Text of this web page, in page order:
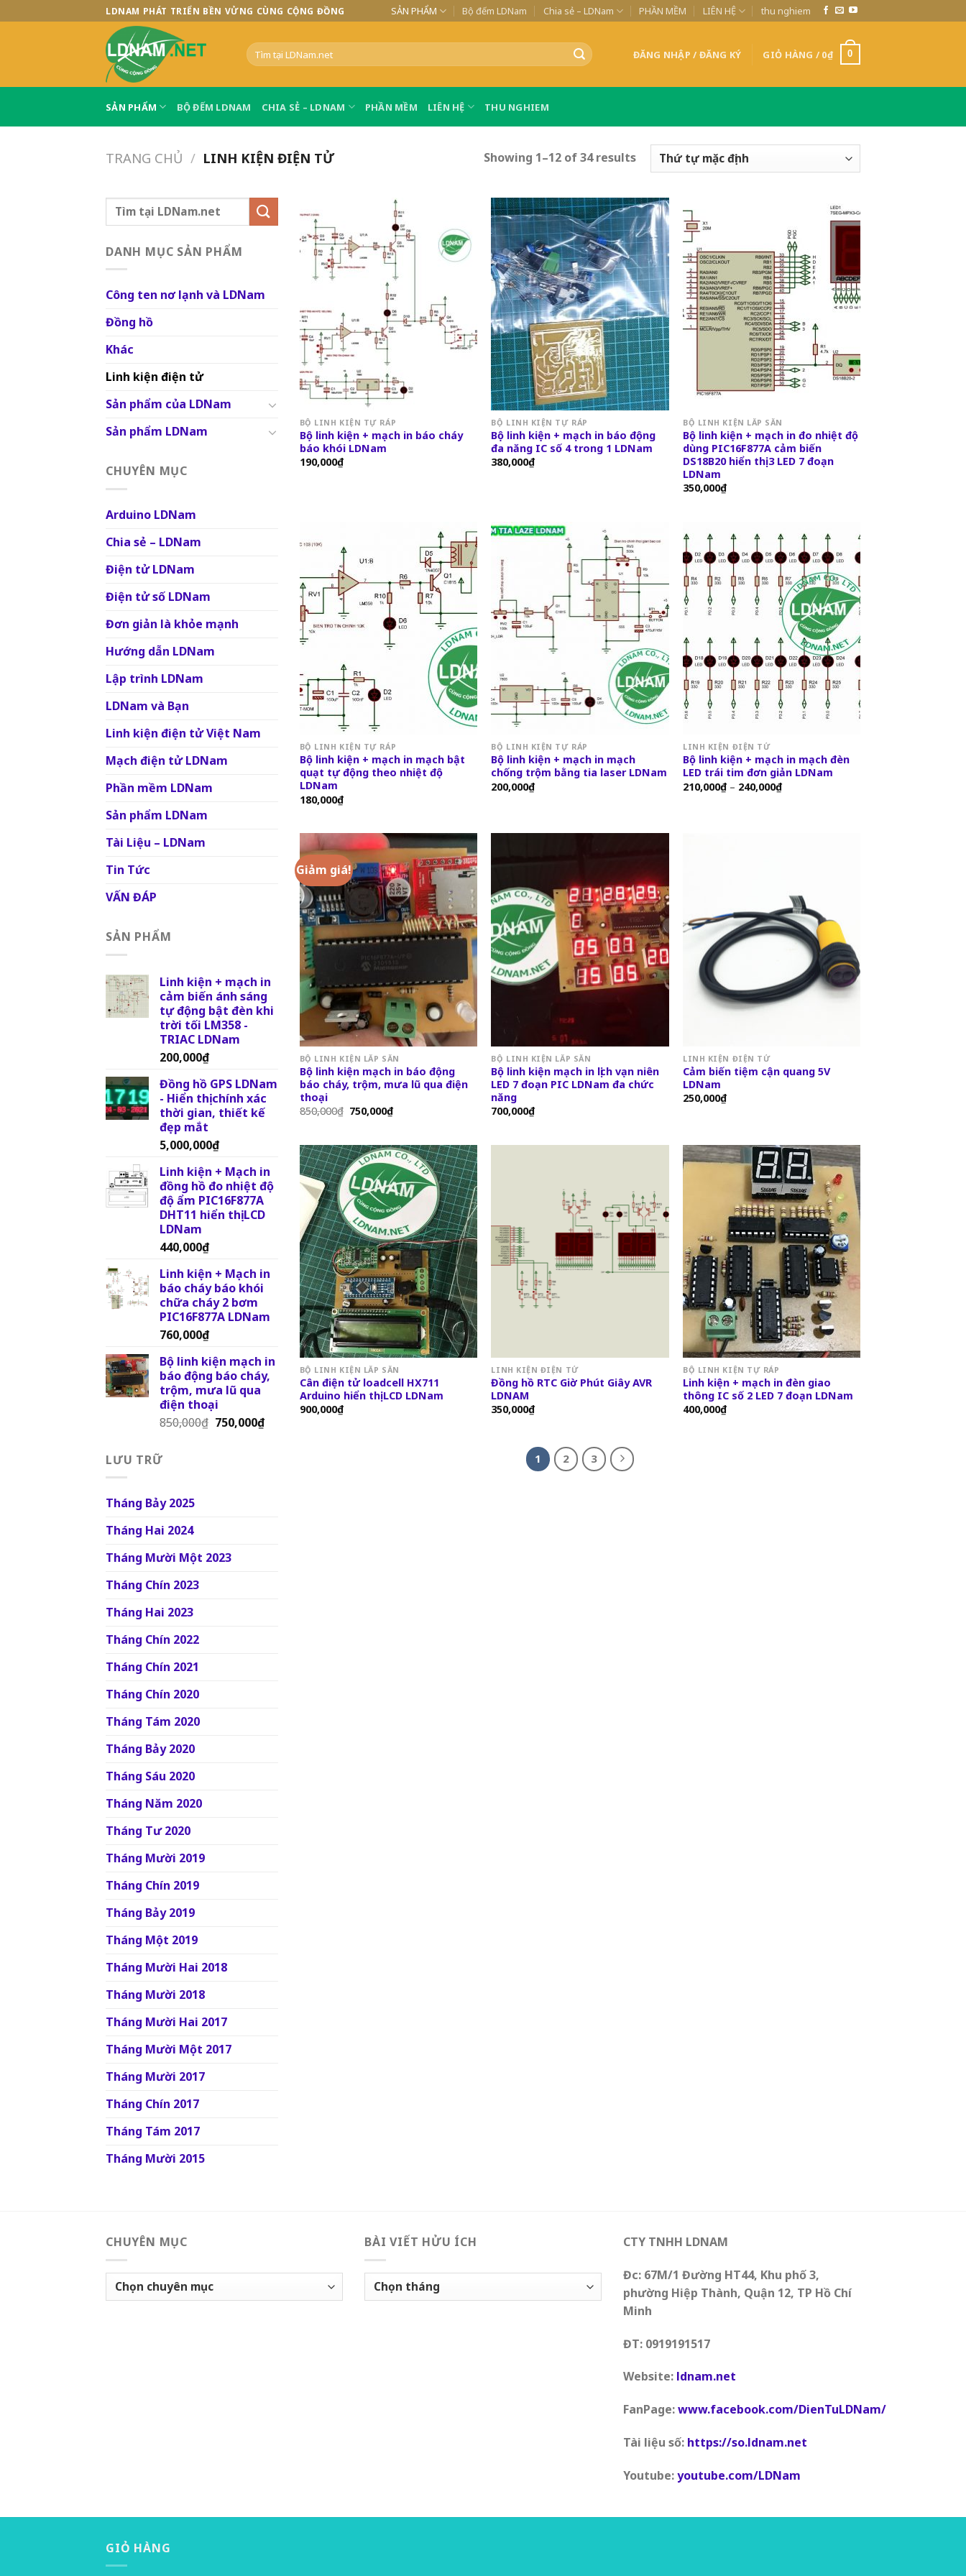
to
LDNAM PHÁT TRIỂN BỀN VỬNG CÙNG CỘNG ĐỒNG SẢN PHẨM Bộ đếm LDNam Chia sẻ – LDNam PHẦN MỀM LIÊN HỆ thu nghiem
Tìm
kiếm:
ĐĂNG NHẬP / ĐĂNG KÝ GIỎ HÀNG / 0₫ 0
SẢN PHẨM BỘ ĐẾM LDNAM CHIA SẺ – LDNAM PHẦN MỀM LIÊN HỆ THU NGHIEM
TRANG CHỦ / LINH KIỆN ĐIỆN TỬ Showing 1–12 of 34 results
Tìm
kiếm:
DANH MỤC SẢN PHẨM
Công ten nơ lạnh và LDNam
Đồng hồ
Khác
Linh kiện điện tử
Sản phẩm của LDNam
Sản phẩm LDNam
CHUYÊN MỤC
Arduino LDNam
Chia sẻ – LDNam
Điện tử LDNam
Điện tử số LDNam
Đơn giản là khỏe mạnh
Hướng dẫn LDNam
Lập trình LDNam
LDNam và Bạn
Linh kiện điện tử Việt Nam
Mạch điện tử LDNam
Phần mềm LDNam
Sản phẩm LDNam
Tài Liệu – LDNam
Tin Tức
VẤN ĐÁP
SẢN PHẨM
Linh kiện + mạch in
cảm biến ánh sáng
tự động bật đèn khi
trời tối LM358 -
TRIAC LDNam
200,000₫
Đồng hồ GPS LDNam
- Hiển thị chính xác
thời gian, thiết kế
đẹp mắt
5,000,000₫
Linh kiện + Mạch in
đồng hồ đo nhiệt độ
độ ẩm PIC16F877A
DHT11 hiển thị LCD
LDNam
440,000₫
Linh kiện + Mạch in
báo cháy báo khói
chữa cháy 2 bơm
PIC16F877A LDNam
760,000₫
Bộ linh kiện mạch in
báo động báo cháy,
trộm, mưa lũ qua
điện thoại
850,000₫ 750,000₫
LƯU TRỮ
Tháng Bảy 2025
Tháng Hai 2024
Tháng Mười Một 2023
Tháng Chín 2023
Tháng Hai 2023
Tháng Chín 2022
Tháng Chín 2021
Tháng Chín 2020
Tháng Tám 2020
Tháng Bảy 2020
Tháng Sáu 2020
Tháng Năm 2020
Tháng Tư 2020
Tháng Mười 2019
Tháng Chín 2019
Tháng Bảy 2019
Tháng Một 2019
Tháng Mười Hai 2018
Tháng Mười 2018
Tháng Mười Hai 2017
Tháng Mười Một 2017
Tháng Mười 2017
Tháng Chín 2017
Tháng Tám 2017
Tháng Mười 2015
BỘ LINH KIỆN TỰ RÁP
Bộ linh kiện + mạch in báo cháy
báo khói LDNam
190,000₫
BỘ LINH KIỆN TỰ RÁP
Bộ linh kiện + mạch in báo động
đa năng IC số 4 trong 1 LDNam
380,000₫
BỘ LINH KIỆN LẮP SẲN
Bộ linh kiện + mạch in đo nhiệt độ
dùng PIC16F877A cảm biến
DS18B20 hiển thị 3 LED 7 đoạn
LDNam
350,000₫
BỘ LINH KIỆN TỰ RÁP
Bộ linh kiện + mạch in mạch bật
quạt tự động theo nhiệt độ
LDNam
180,000₫
BỘ LINH KIỆN TỰ RÁP
Bộ linh kiện + mạch in mạch
chống trộm bằng tia laser LDNam
200,000₫
LINH KIỆN ĐIỆN TỬ
Bộ linh kiện + mạch in mạch đèn
LED trái tim đơn giản LDNam
210,000₫– 240,000₫
Giảm giá!
BỘ LINH KIỆN LẮP SẲN
Bộ linh kiện mạch in báo động
báo cháy, trộm, mưa lũ qua điện
thoại
850,000₫ 750,000₫
BỘ LINH KIỆN LẮP SẲN
Bộ linh kiện mạch in lịch vạn niên
LED 7 đoạn PIC LDNam đa chức
năng
700,000₫
LINH KIỆN ĐIỆN TỬ
Cảm biến tiệm cận quang 5V
LDNam
250,000₫
BỘ LINH KIỆN LẮP SẲN
Cân điện tử loadcell HX711
Arduino hiển thị LCD LDNam
900,000₫
LINH KIỆN ĐIỆN TỬ
Đồng hồ RTC Giờ Phút Giây AVR
LDNAM
350,000₫
BỘ LINH KIỆN TỰ RÁP
Linh kiện + mạch in đèn giao
thông IC số 2 LED 7 đoạn LDNam
400,000₫
1 2 3
CHUYÊN MỤC
Chuyên
mục
BÀI VIẾT HỬU ÍCH
Bài
viết
CTY TNHH LDNAM
Đc: 67M/1 Đường HT44, Khu phố 3,
phường Hiệp Thành, Quận 12, TP Hồ Chí
Minh
ĐT: 0919191517
Website: ldnam.net
FanPage:www.facebook.com/DienTuLDNam/
Tài liệu số: https://so.ldnam.net
Youtube:youtube.com/LDNam
GIỎ HÀNG